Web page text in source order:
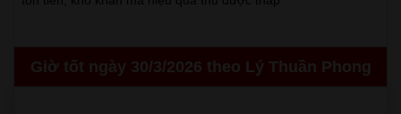
Giờ tốt ngày 30/3/2026 theo Lý Thuần Phong